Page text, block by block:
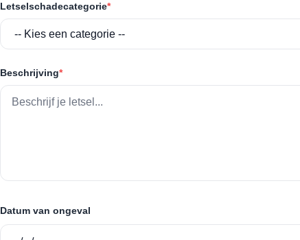
Letselschadecategorie*
Beschrijving*
Datum van ongeval